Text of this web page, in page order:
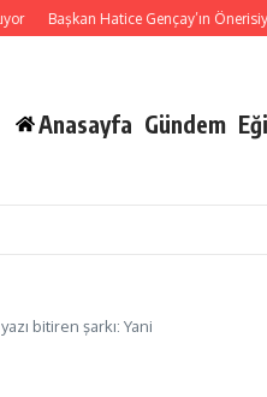
Başkan Hatice Gençay’ın Önerisiyle
Anasayfa Gündem
bitiren şarkı: Yani